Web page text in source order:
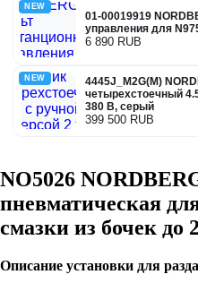
NEW
01-00019919
управления для
6 890 RUB
NEW
4445J_M2G(M)
четырехстоечный
380 В, серый
399 500 RUB
NO5026
пневматическая
смазки из бочек до
Описание установки для